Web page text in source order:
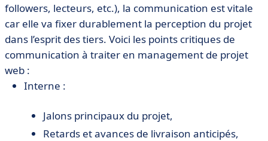
followers, lecteurs, etc.), la communication est vitale
car elle va fixer durablement la perception du projet
dans l’esprit des tiers. Voici les points critiques de
communication à traiter en management de projet
web :
Interne :
Jalons principaux du projet,
Retards et avances de livraison anticipés,